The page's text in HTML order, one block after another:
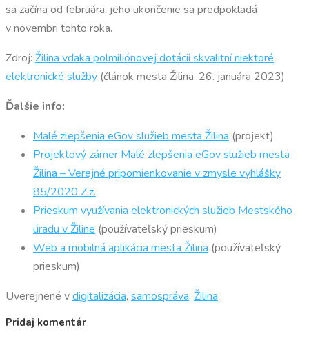
sa začína od februára, jeho ukončenie sa predpokladá
v novembri tohto roka.
Zdroj: Žilina vďaka polmiliónovej dotácii skvalitní niektoré
elektronické služby (článok mesta Žilina, 26. januára 2023)
Ďalšie info:
Malé zlepšenia eGov služieb mesta Žilina (projekt)
Projektový zámer Malé zlepšenia eGov služieb mesta
Žilina – Verejné pripomienkovanie v zmysle vyhlášky
85/2020 Z.z.
Prieskum využívania elektronických služieb Mestského
úradu v Žiline (používateľský prieskum)
Web a mobilná aplikácia mesta Žilina (používateľský
prieskum)
Uverejnené vdigitalizácia, samospráva, Žilina
Pridaj komentár